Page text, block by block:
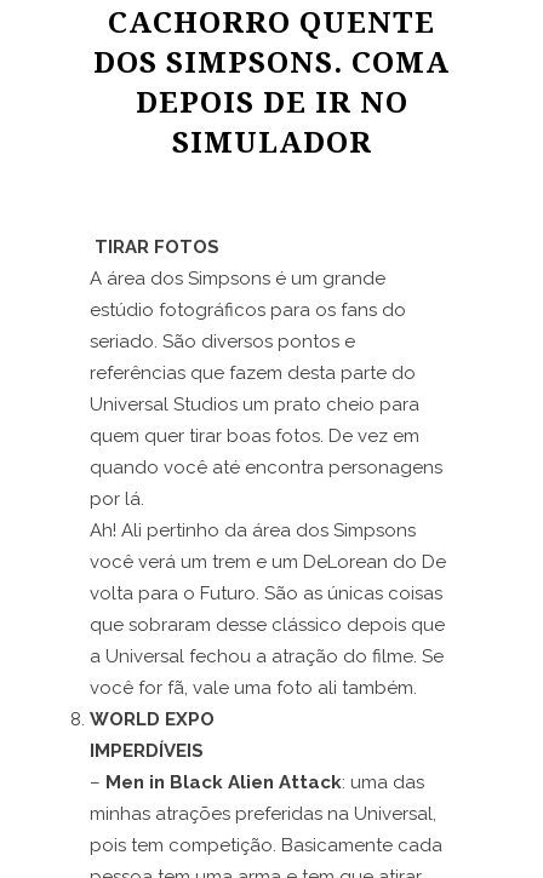
CACHORRO QUENTE
DOS SIMPSONS. COMA
DEPOIS DE IR NO
SIMULADOR
TIRAR FOTOS
A área dos Simpsons é um grande
estúdio fotográficos para os fans do
seriado. São diversos pontos e
referências que fazem desta parte do
Universal Studios um prato cheio para
quem quer tirar boas fotos. De vez em
quando você até encontra personagens
por lá.
Ah! Ali pertinho da área dos Simpsons
você verá um trem e um DeLorean do De
volta para o Futuro. São as únicas coisas
que sobraram desse clássico depois que
a Universal fechou a atração do filme. Se
você for fã, vale uma foto ali também.
WORLD EXPO
IMPERDÍVEIS
– Men in Black Alien Attack: uma das
minhas atrações preferidas na Universal,
pois tem competição. Basicamente cada